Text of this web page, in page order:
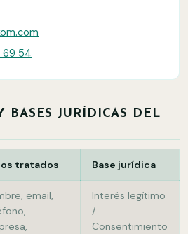
69 54
BASES JURÍDICAS DEL
tratados Base jurídica
email,
Interés legítimo
/
Consentimiento